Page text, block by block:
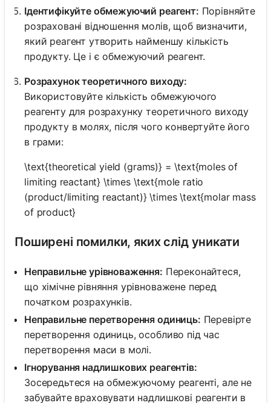
Ідентифікуйте обмежуючий реагент: Порівняйте
розраховані відношення молів, щоб визначити,
який реагент утворить найменшу кількість
продукту. Це і є обмежуючий реагент.
Розрахунок теоретичного виходу:
Використовуйте кількість обмежуючого
реагенту для розрахунку теоретичного виходу
продукту в молях, після чого конвертуйте його
в грами:
\text{theoretical yield (grams)} = \text{moles of
limiting reactant} \times \text{mole ratio
(product/limiting reactant)} \times \text{molar mass
of product}
Поширені помилки, яких слід уникати
Неправильне урівноваження: Переконайтеся,
що хімічне рівняння урівноважене перед
початком розрахунків.
Неправильне перетворення одиниць: Перевірте
перетворення одиниць, особливо під час
перетворення маси в молі.
Ігнорування надлишкових реагентів:
Зосередьтеся на обмежуючому реагенті, але не
забувайте враховувати надлишкові реагенти в